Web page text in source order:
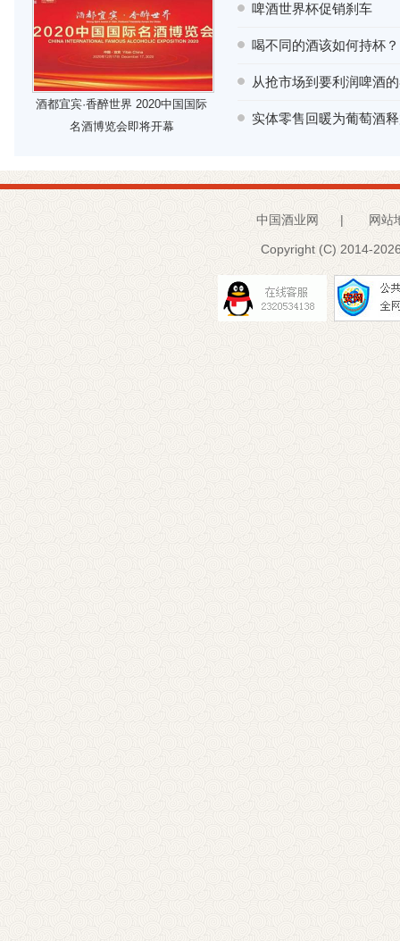
酒都宜宾·香醉世界 2020中国国际
名酒博览会即将开幕
啤酒世界杯促销刹车
喝不同的酒该如何持杯？
从抢市场到要利润啤酒
实体零售回暖为葡萄酒
中国酒业网 | 网站
Copyright (C) 2014-